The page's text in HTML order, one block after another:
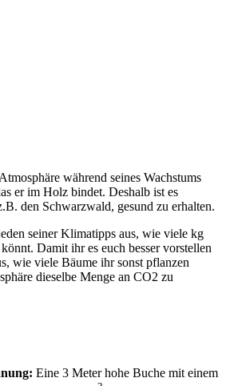
während seines Wachstums
er im Holz bindet. Deshalb ist es
den Schwarzwald, gesund zu erhalten.
seiner Klimatipps aus, wie viele kg
Damit ihr es euch besser vorstellen
wie viele Bäume ihr sonst pflanzen
dieselbe Menge an CO2 zu
Eine 3 Meter hohe Buche mit einem